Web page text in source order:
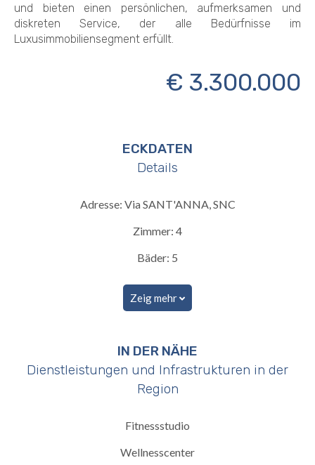
und bieten einen persönlichen, aufmerksamen und
diskreten Service, der alle Bedürfnisse im
Luxusimmobiliensegment erfüllt.
€ 3.300.000
ECKDATEN
Details
Adresse: Via SANT'ANNA, SNC
Zimmer: 4
Bäder: 5
Zeig mehr
IN DER NÄHE
Dienstleistungen und Infrastrukturen in der
Region
Fitnessstudio
Wellnesscenter